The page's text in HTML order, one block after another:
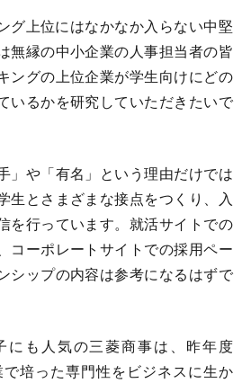
上位にはなかなか入らない中堅
無縁の中小企業の人事担当者の皆
ングの上位企業が学生向けにどの
いるかを研究していただきたいで
」や「有名」という理由だけでは
生とさまざまな接点をつくり、入
を行っています。就活サイトでの
コーポレートサイトでの採用ペー
シップの内容は参考になるはずで
も人気の三菱商事は、昨年度
で培った専門性をビジネスに生か